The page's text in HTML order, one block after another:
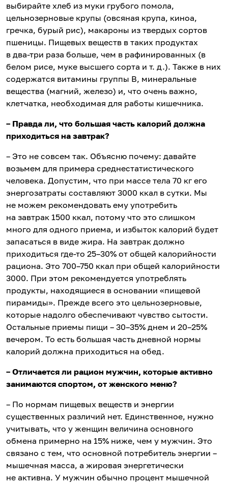
выбирайте хлеб из муки грубого помола,
цельнозерновые крупы (овсяная крупа, киноа,
гречка, бурый рис), макароны из твердых сортов
пшеницы. Пищевых веществ в таких продуктах
в два-три раза больше, чем в рафинированных (в
белом рисе, муке высшего сорта и т. д.). Также в них
содержатся витамины группы В, минеральные
вещества (магний, железо) и, что очень важно,
клетчатка, необходимая для работы кишечника.
– Правда ли, что большая часть калорий должна
приходиться на завтрак?
– Это не совсем так. Объясню почему: давайте
возьмем для примера среднестатистического
человека. Допустим, что при массе тела 70 кг его
энергозатраты составляют 3000 ккал в сутки. Мы
не можем рекомендовать ему употребить
на завтрак 1500 ккал, потому что это слишком
много для одного приема, и избыток калорий будет
запасаться в виде жира. На завтрак должно
приходиться где-то 25–30% от общей калорийности
рациона. Это 700–750 ккал при общей калорийности
3000. При этом рекомендуется употреблять
продукты, находящиеся в основании «пищевой
пирамиды». Прежде всего это цельнозерновые,
которые надолго обеспечивают чувство сытости.
Остальные приемы пищи – 30–35% днем и 20–25%
вечером. То есть большая часть дневной нормы
калорий должна приходиться на обед.
– Отличается ли рацион мужчин, которые активно
занимаются спортом, от женского меню?
– По нормам пищевых веществ и энергии
существенных различий нет. Единственное, нужно
учитывать, что у женщин величина основного
обмена примерно на 15% ниже, чем у мужчин. Это
связано с тем, что основной потребитель энергии –
мышечная масса, а жировая энергетически
не активна. У мужчин обычно процент мышечной